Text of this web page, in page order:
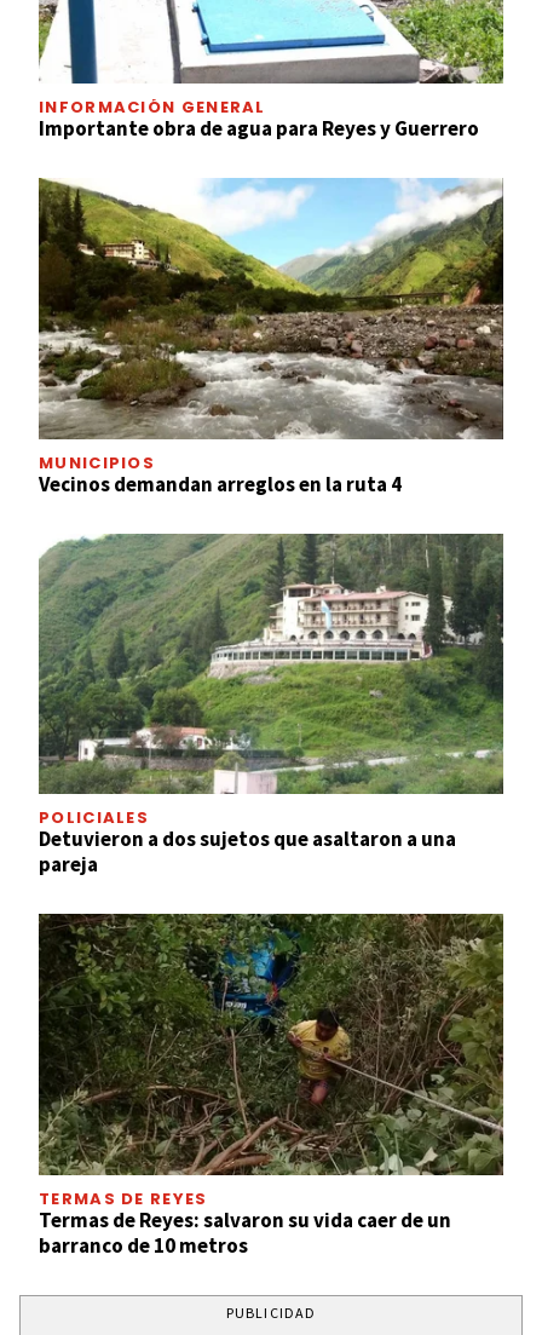
INFORMACIÓN GENERAL
Importante obra de agua para Reyes y Guerrero
MUNICIPIOS
Vecinos demandan arreglos en la ruta 4
POLICIALES
Detuvieron a dos sujetos que asaltaron a una
pareja
TERMAS DE REYES
Termas de Reyes: salvaron su vida caer de un
barranco de 10 metros
PUBLICIDAD